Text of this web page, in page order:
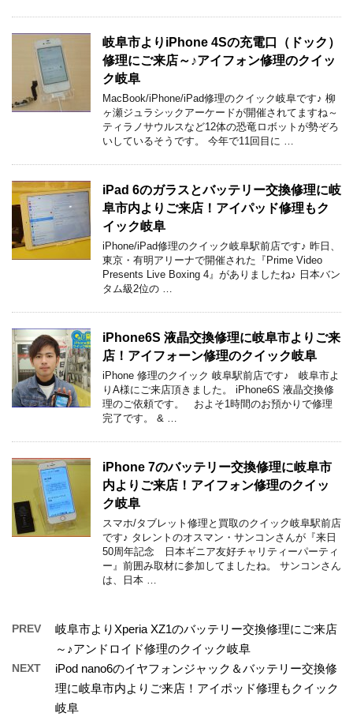
岐阜市よりiPhone 4Sの充電口（ドック）
修理にご来店～♪アイフォン修理のクイッ
ク岐阜
MacBook/iPhone/iPad修理のクイック岐阜です♪ 柳
ヶ瀬ジュラシックアーケードが開催されてますね～
ティラノサウルスなど12体の恐竜ロボットが勢ぞろ
いしているそうです。 今年で11回目に …
iPad 6のガラスとバッテリー交換修理に岐
阜市内よりご来店！アイパッド修理もク
イック岐阜
iPhone/iPad修理のクイック岐阜駅前店です♪ 昨日、
東京・有明アリーナで開催された『Prime Video
Presents Live Boxing 4』がありましたね♪ 日本バン
タム級2位の …
iPhone6S 液晶交換修理に岐阜市よりご来
店！アイフォーン修理のクイック岐阜
iPhone 修理のクイック 岐阜駅前店です♪ 岐阜市よ
りA様にご来店頂きました。 iPhone6S 液晶交換修
理のご依頼です。 およそ1時間のお預かりで修理
完了です。 & …
iPhone 7のバッテリー交換修理に岐阜市
内よりご来店！アイフォン修理のクイッ
ク岐阜
スマホ/タブレット修理と買取のクイック岐阜駅前店
です♪ タレントのオスマン・サンコンさんが『来日
50周年記念 日本ギニア友好チャリティーパーティ
ー』前囲み取材に参加してましたね。 サンコンさん
は、日本 …
PREV
岐阜市よりXperia XZ1のバッテリー交換修理にご来店
～♪アンドロイド修理のクイック岐阜
NEXT
iPod nano6のイヤフォンジャック＆バッテリー交換修
理に岐阜市内よりご来店！アイポッド修理もクイック
岐阜